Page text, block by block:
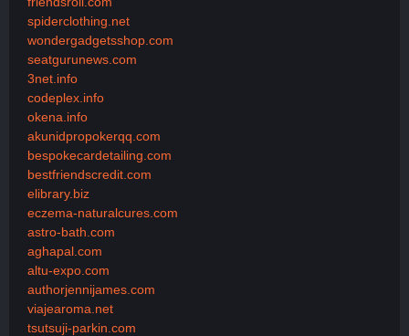
spiderclothing.net
wondergadgetsshop.com
seatgurunews.com
3net.info
codeplex.info
okena.info
akunidpropokerqq.com
bespokecardetailing.com
bestfriendscredit.com
elibrary.biz
eczema-naturalcures.com
astro-bath.com
aghapal.com
altu-expo.com
authorjennijames.com
viajearoma.net
tsutsuji-parkin.com